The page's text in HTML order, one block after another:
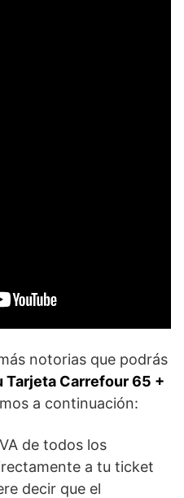
notorias que podrás
Tarjeta Carrefour 65 +
a continuación:
de todos los
a tu ticket
decir que el